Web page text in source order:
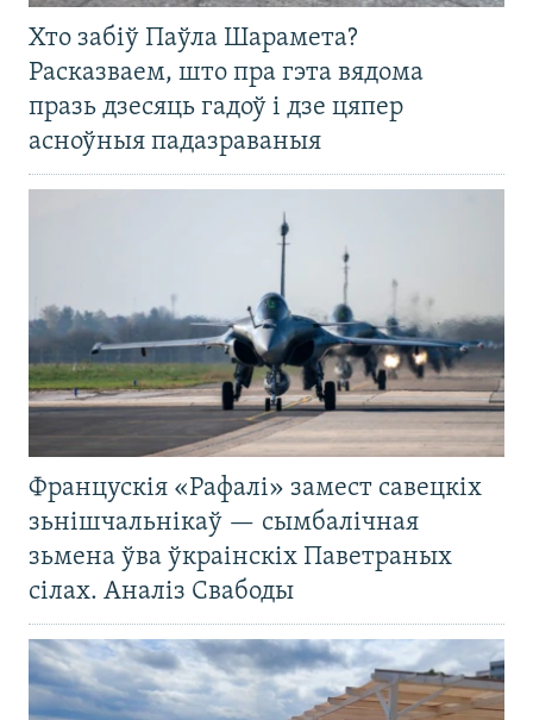
Хто забіў Паўла Шарамета?
Расказваем, што пра гэта вядома
празь дзесяць гадоў і дзе цяпер
асноўныя падазраваныя
Францускія «Рафалі» замест савецкіх
зьнішчальнікаў — сымбалічная
зьмена ўва ўкраінскіх Паветраных
сілах. Аналіз Свабоды